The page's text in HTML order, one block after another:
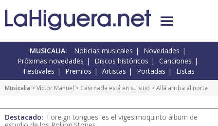
MUSICALIA: Noticias musicales
Novedades
Próximas novedades
Discos históricos
Canciones
Festivales
Premios Artistas Portadas Listas
Musicalia >Víctor Manuel > Casi nada está en su sitio > Allá arriba al norte
Destacado: 'Foreign tongues' es el vigesimoquinto álbum de